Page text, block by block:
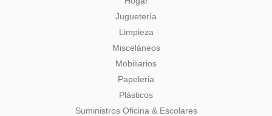
Juguetería
Limpieza
Misceláneos
Mobiliarios
Papeleria
Plásticos
Suministros Oficina & Escolares